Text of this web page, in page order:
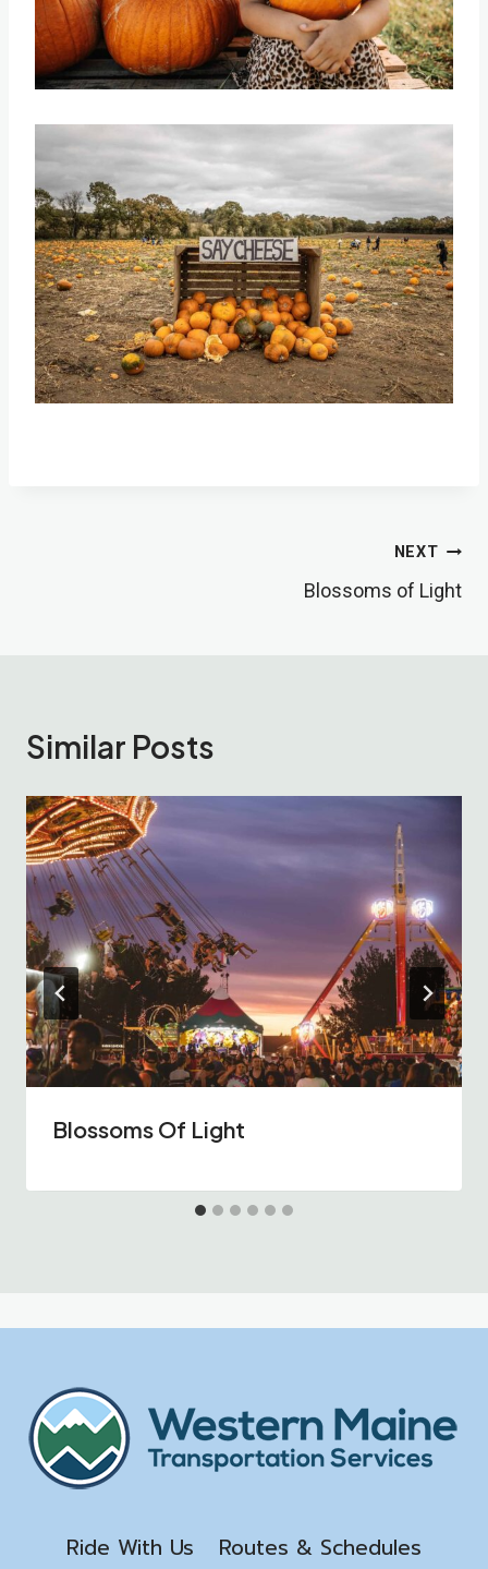
NEXT
Blossoms of Light
Similar Posts
Blossoms Of Light
Ride With Us Routes & Schedules